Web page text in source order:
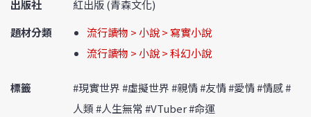
出版社
紅出版 (青森文化)
題材分類
流行讀物 > 小說 > 寫實小說
流行讀物 > 小說 > 科幻小說
標籤
#現實世界 #虛擬世界 #親情 #友情 #愛情 #情感 #
人類 #人生無常 #VTuber #命運